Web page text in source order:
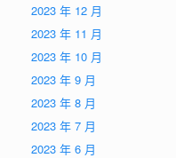
2023 年 12 月
2023 年 11 月
2023 年 10 月
2023 年 9 月
2023 年 8 月
2023 年 7 月
2023 年 6 月